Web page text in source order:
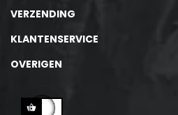
VERZENDING
KLANTENSERVICE
OVERIGEN